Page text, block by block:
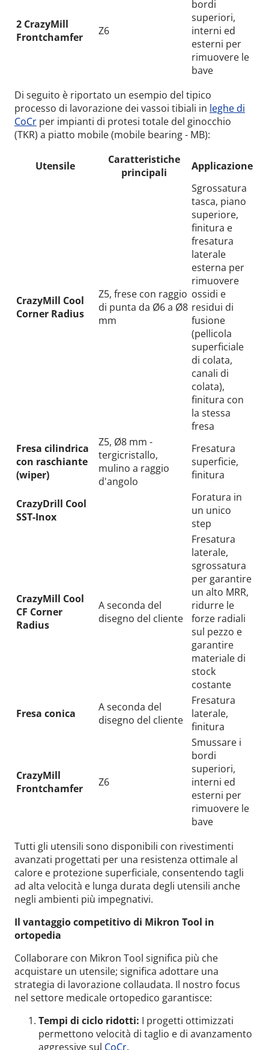
2 CrazyMill
Frontchamfer
Z6
bordi
superiori,
interni ed
esterni per
rimuovere le
bave
Di seguito è riportato un esempio del tipico
processo di lavorazione dei vassoi tibiali in leghe di
CoCr per impianti di protesi totale del ginocchio
(TKR) a piatto mobile (mobile bearing - MB):
Utensile
Caratteristiche
principali
Applicazione
CrazyMill Cool
Corner Radius
Z5, frese con raggio
di punta da Ø6 a Ø8
mm
Sgrossatura
tasca, piano
superiore,
finitura e
fresatura
laterale
esterna per
rimuovere
ossidi e
residui di
fusione
(pellicola
superficiale
di colata,
canali di
colata),
finitura con
la stessa
fresa
Fresa cilindrica
con raschiante
(wiper)
Z5, Ø8 mm -
tergicristallo,
mulino a raggio
d'angolo
Fresatura
superficie,
finitura
CrazyDrill Cool
SST-Inox
Foratura in
un unico
step
CrazyMill Cool
CF Corner
Radius
A seconda del
disegno del cliente
Fresatura
laterale,
sgrossatura
per garantire
un alto MRR,
ridurre le
forze radiali
sul pezzo e
garantire
materiale di
stock
costante
Fresa conica
A seconda del
disegno del cliente
Fresatura
laterale,
finitura
CrazyMill
Frontchamfer
Z6
Smussare i
bordi
superiori,
interni ed
esterni per
rimuovere le
bave
Tutti gli utensili sono disponibili con rivestimenti
avanzati progettati per una resistenza ottimale al
calore e protezione superficiale, consentendo tagli
ad alta velocità e lunga durata degli utensili anche
negli ambienti più impegnativi.
Il vantaggio competitivo di Mikron Tool in
ortopedia
Collaborare con Mikron Tool significa più che
acquistare un utensile; significa adottare una
strategia di lavorazione collaudata. Il nostro focus
nel settore medicale ortopedico garantisce:
Tempi di ciclo ridotti: I progetti ottimizzati
permettono velocità di taglio e di avanzamento
aggressive sul CoCr.